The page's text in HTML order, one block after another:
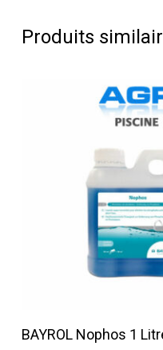
Produits
Lire La Suite
BAYROL Nophos 1